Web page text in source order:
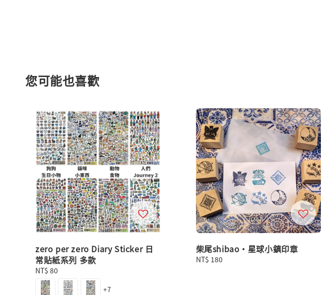
您可能也喜歡
zero per zero Diary Sticker 日
常貼紙系列 多款
Regular
price
NT$ 80
+7
柴尾shibao・星球小鎮印章
Regular
NT$ 180